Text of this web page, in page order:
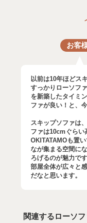
お客
以前は10年ほどス
すっかりローソフ
を新築したタイミ
ファが良い！と、
スキップソファは
ファは10cmぐらい
OKITATAMOも置
なが集まる空間に
ろげるのが魅力です
部屋全体が広々と
だなと思います。
関連するローソ